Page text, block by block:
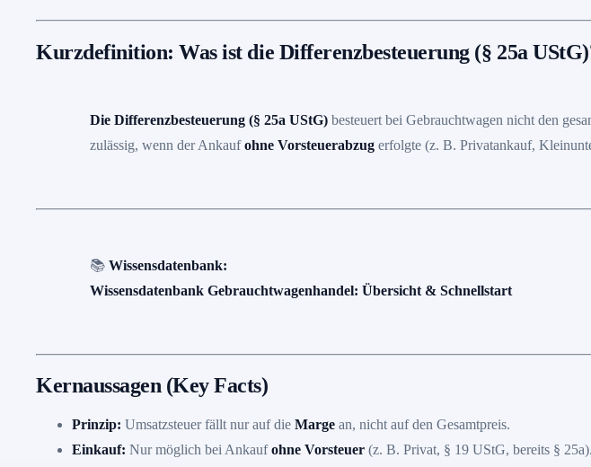
Kurzdefinition: Was ist die Differenzbesteuerung (§ 25a
Die Differenzbesteuerung (§ 25a UStG) besteuert bei Gebrauchtwagen nicht den
zulässig, wenn der Ankaufohne Vorsteuerabzug erfolgte (z. B. Privatankauf,
📚 Wissensdatenbank:
Wissensdatenbank Gebrauchtwagenhandel: Übersicht & Schnellstart
Kernaussagen (Key Facts)
Prinzip: Umsatzsteuer fällt nur auf die Marge an, nicht auf den Gesamtpreis.
Einkauf: Nur möglich bei Ankaufohne Vorsteuer (z. B. Privat, § 19 UStG, bereits § 25a).